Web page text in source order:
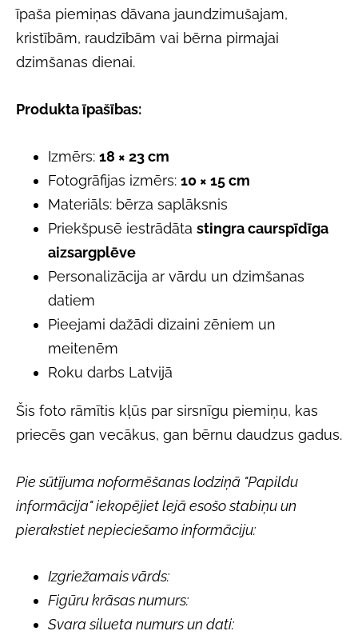
īpaša piemiņas dāvana jaundzimušajam,
kristībām, raudzībām vai bērna pirmajai
dzimšanas dienai.
Produkta īpašības:
Izmērs: 18 × 23 cm
Fotogrāfijas izmērs: 10 × 15 cm
Materiāls: bērza saplāksnis
Priekšpusē iestrādāta stingra caurspīdīga
aizsargplēve
Personalizācija ar vārdu un dzimšanas
datiem
Pieejami dažādi dizaini zēniem un
meitenēm
Roku darbs Latvijā
Šis foto rāmītis kļūs par sirsnīgu piemiņu, kas
priecēs gan vecākus, gan bērnu daudzus gadus.
Pie sūtījuma noformēšanas lodziņā "Papildu
informācija" iekopējiet lejā esošo stabiņu un
pierakstiet nepieciešamo informāciju:
Izgriežamais vārds:
Figūru krāsas numurs:
Svara silueta numurs un dati: